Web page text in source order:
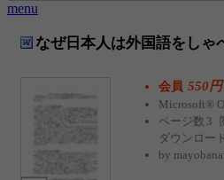
menu
なぜ日本人は外国語をしゃ
会員 550円
Microsoft®
ページ数 3
ダウンロー
by